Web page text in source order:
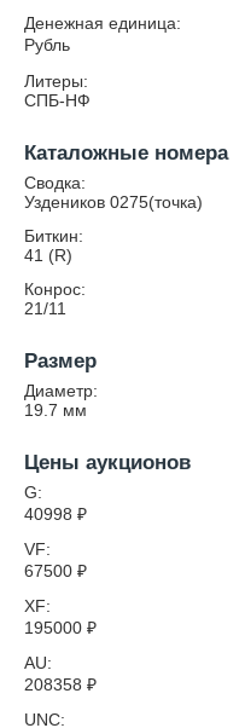
Денежная единица:
Рубль
Литеры:
СПБ-НФ
Каталожные номера
Сводка:
Уздеников 0275(точка)
Биткин:
41 (R)
Конрос:
21/11
Размер
Диаметр:
19.7 мм
Цены аукционов
G:
40998 ₽
VF:
67500 ₽
XF:
195000 ₽
AU:
208358 ₽
UNC: